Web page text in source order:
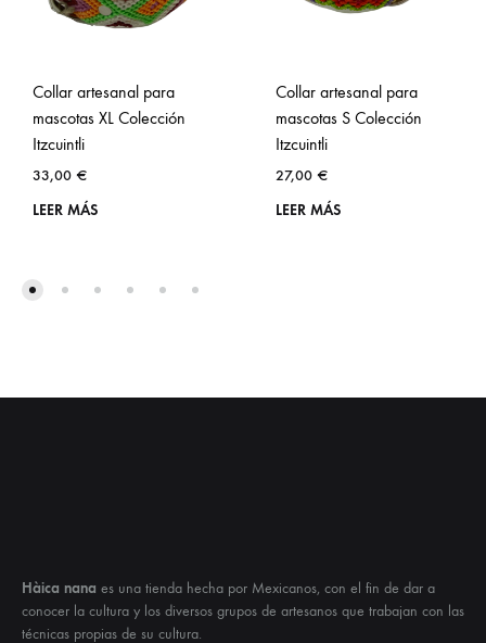
Collar artesanal para
mascotas XL Colección
Itzcuintli
33,00 €
LEER MÁS
Collar artesanal para
mascotas S Colección
Itzcuintli
27,00 €
LEER MÁS
Hàica nana es una tienda hecha por Mexicanos, con el fin de dar a
conocer la cultura y los diversos grupos de artesanos que trabajan con las
técnicas propias de su cultura.